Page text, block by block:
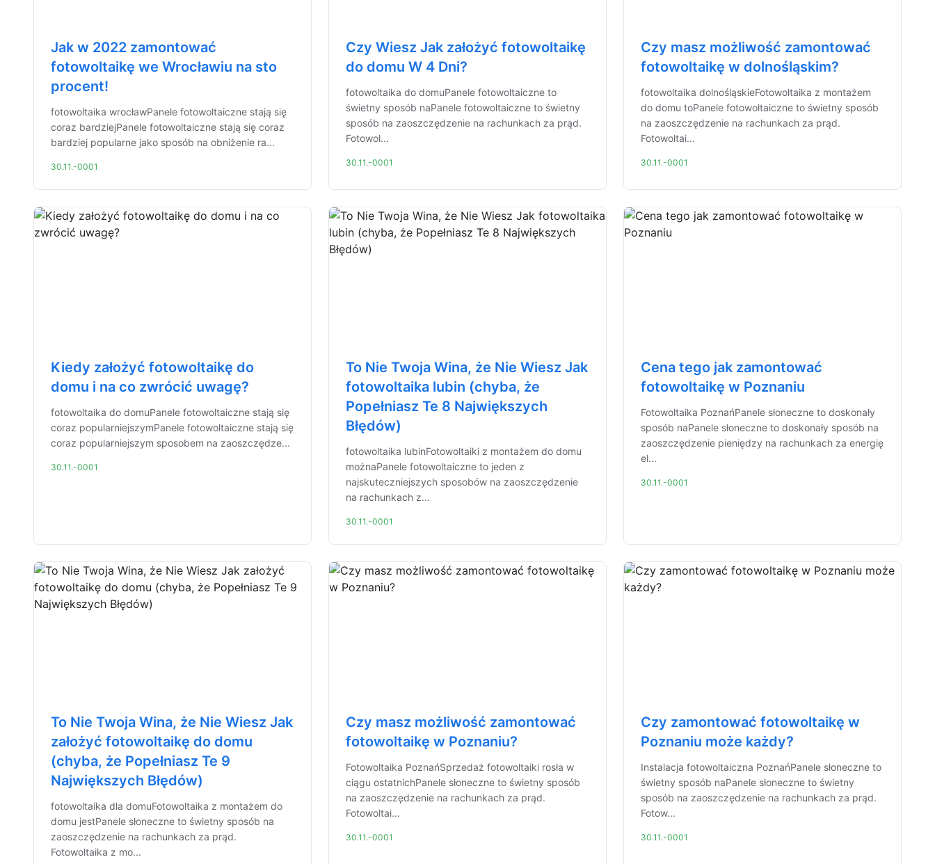
Jak w 2022 zamontować
fotowoltaikę we Wrocławiu na sto
procent!
fotowoltaika wrocławPanele fotowoltaiczne stają się
coraz bardziejPanele fotowoltaiczne stają się coraz
bardziej popularne jako sposób na obniżenie ra...
30.11.-0001
Czy Wiesz Jak założyć fotowoltaikę
do domu W 4 Dni?
fotowoltaika do domuPanele fotowoltaiczne to
świetny sposób naPanele fotowoltaiczne to świetny
sposób na zaoszczędzenie na rachunkach za prąd.
Fotowol...
30.11.-0001
Czy masz możliwość zamontować
fotowoltaikę w dolnośląskim?
fotowoltaika dolnośląskieFotowoltaika z montażem
do domu toPanele fotowoltaiczne to świetny sposób
na zaoszczędzenie na rachunkach za prąd.
Fotowoltai...
30.11.-0001
Kiedy założyć fotowoltaikę do
domu i na co zwrócić uwagę?
fotowoltaika do domuPanele fotowoltaiczne stają się
coraz popularniejszymPanele fotowoltaiczne stają się
coraz popularniejszym sposobem na zaoszczędze...
30.11.-0001
To Nie Twoja Wina, że Nie Wiesz Jak
fotowoltaika lubin (chyba, że
Popełniasz Te 8 Największych
Błędów)
fotowoltaika lubinFotowoltaiki z montażem do domu
możnaPanele fotowoltaiczne to jeden z
najskuteczniejszych sposobów na zaoszczędzenie
na rachunkach z...
30.11.-0001
Cena tego jak zamontować
fotowoltaikę w Poznaniu
Fotowoltaika PoznańPanele słoneczne to doskonały
sposób naPanele słoneczne to doskonały sposób na
zaoszczędzenie pieniędzy na rachunkach za energię
el...
30.11.-0001
To Nie Twoja Wina, że Nie Wiesz Jak
założyć fotowoltaikę do domu
(chyba, że Popełniasz Te 9
Największych Błędów)
fotowoltaika dla domuFotowoltaika z montażem do
domu jestPanele słoneczne to świetny sposób na
zaoszczędzenie na rachunkach za prąd.
Fotowoltaika z mo...
Czy masz możliwość zamontować
fotowoltaikę w Poznaniu?
Fotowoltaika PoznańSprzedaż fotowoltaiki rosła w
ciągu ostatnichPanele słoneczne to świetny sposób
na zaoszczędzenie na rachunkach za prąd.
Fotowoltai...
30.11.-0001
Czy zamontować fotowoltaikę w
Poznaniu może każdy?
Instalacja fotowoltaiczna PoznańPanele słoneczne to
świetny sposób naPanele słoneczne to świetny
sposób na zaoszczędzenie na rachunkach za prąd.
Fotow...
30.11.-0001